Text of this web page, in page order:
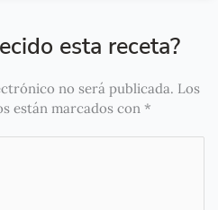
esta receta?
no será publicada. Los
están marcados con *